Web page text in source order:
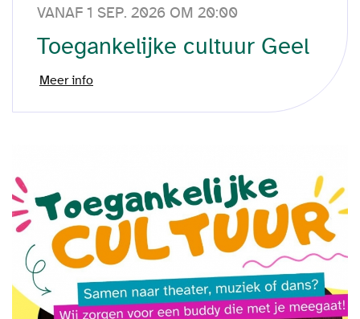
VANAF 1 SEP. 2026 OM 20:00
Toegankelijke cultuur Geel
Meer info